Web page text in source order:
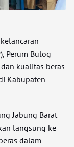
Perum Bulog
kualitas beras
Kabupaten
Jabung Barat
langsung ke
dalam